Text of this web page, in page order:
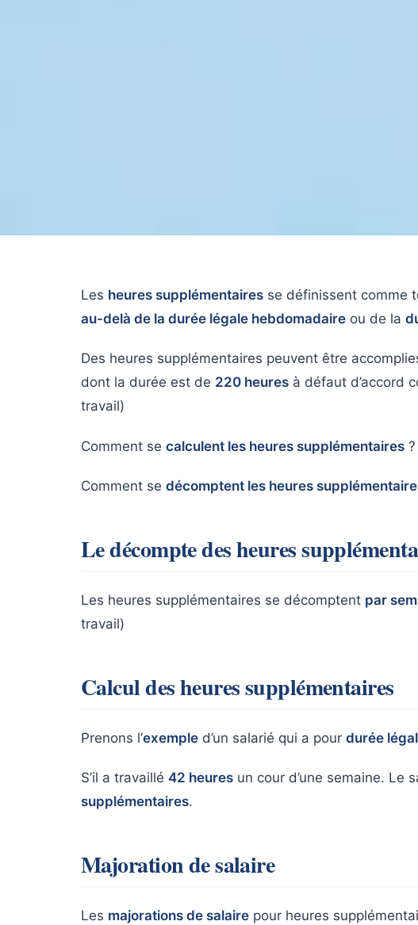
Les heures supplémentaires se définissent comme
au-delà de la durée légale hebdomadaire ou de la
Des heures supplémentaires peuvent être
dont la durée est de 220 heures à défaut d’accord
travail)
Comment se calculent les heures supplémentaires ?
Comment se décomptent les heures
Le décompte des heures
Les heures supplémentaires se décomptent par
travail)
Calcul des heures supplémentaires
Prenons l’exemple d’un salarié qui a pour durée
S’il a travaillé 42 heures un cour d’une semaine. Le
supplémentaires.
Majoration de salaire
Les majorations de salaire pour heures